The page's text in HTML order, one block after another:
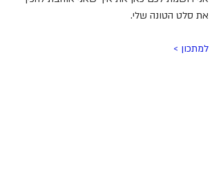
את סלט הטונה שלי.
למתכון >